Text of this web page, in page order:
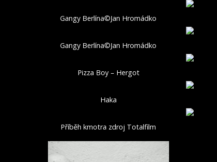
Gangy Berlína©Jan Hromádko
Gangy Berlína©Jan Hromádko
Pizza Boy – Hergot
Haka
Příběh kmotra zdroj Totalfilm